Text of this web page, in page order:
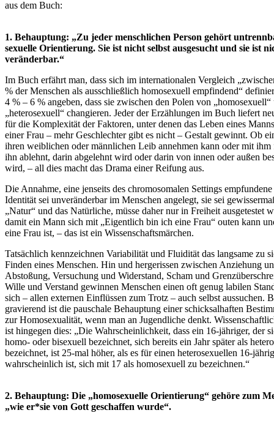
aus dem Buch:
1. Behauptung: „Zu jeder menschlichen Person gehört
sexuelle Orientierung. Sie ist nicht selbst ausgesucht und sie ist
veränderbar.“
Im Buch erfährt man, dass sich im internationalen Vergleich
% der Menschen als ausschließlich homosexuell empfindend“
4 % – 6 % angeben, dass sie zwischen den Polen von „homosexuell“
„heterosexuell“ changieren. Jeder der Erzählungen im Buch liefert
für die Komplexität der Faktoren, unter denen das Leben eines
einer Frau – mehr Geschlechter gibt es nicht – Gestalt gewinnt. Ob
ihren weiblichen oder männlichen Leib annehmen kann oder mit ihm
ihn ablehnt, darin abgelehnt wird oder darin von innen oder außen
wird, – all dies macht das Drama einer Reifung aus.
Die Annahme, eine jenseits des chromosomalen Settings
Identität sei unveränderbar im Menschen angelegt, sie sei
„Natur“ und das Natürliche, müsse daher nur in Freiheit ausgetestet
damit ein Mann sich mit „Eigentlich bin ich eine Frau“ outen kann
eine Frau ist, – das ist ein Wissenschaftsmärchen.
Tatsächlich kennzeichnen Variabilität und Fluidität das langsame zu
Finden eines Menschen. Hin und hergerissen zwischen Anziehung
Abstoßung, Versuchung und Widerstand, Scham und
Wille und Verstand gewinnen Menschen einen oft genug labilen
sich – allen externen Einflüssen zum Trotz – auch selbst aussuchen.
gravierend ist die pauschale Behauptung einer schicksalhaften
zur Homosexualität, wenn man an Jugendliche denkt.
ist hingegen dies: „Die Wahrscheinlichkeit, dass ein 16-jähriger, der
homo- oder bisexuell bezeichnet, sich bereits ein Jahr später als
bezeichnet, ist 25-mal höher, als es für einen heterosexuellen 16-
wahrscheinlich ist, sich mit 17 als homosexuell zu bezeichnen.“
2. Behauptung: Die „homosexuelle Orientierung“ gehöre zum
„wie er*sie von Gott geschaffen wurde“.